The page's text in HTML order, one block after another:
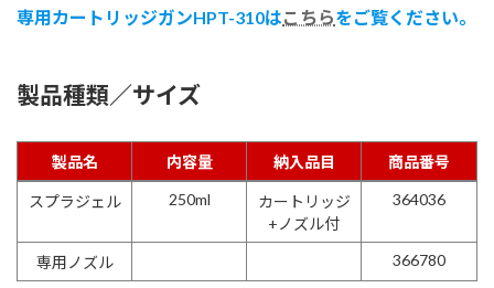
専用カートリッジガンHPT-310はこちらをご覧ください。
製品種類／サイズ
製品名 内容量 納入品目
商品番号
製品名
内容量 納入品目 商品番号
スプラジェル 250ml
カートリッジ
+ノズル付
364036
専用ノズル 366780